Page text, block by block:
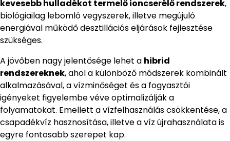
kevesebb hulladékot termelő ioncserélő rendszerek,
biológiailag lebomló vegyszerek, illetve megújuló
energiával működő desztillációs eljárások fejlesztése
szükséges.
A jövőben nagy jelentősége lehet a hibrid
rendszereknek, ahol a különböző módszerek kombinált
alkalmazásával, a vízminőséget és a fogyasztói
igényeket figyelembe véve optimalizálják a
folyamatokat. Emellett a vízfelhasználás csökkentése, a
csapadékvíz hasznosítása, illetve a víz újrahasználata is
egyre fontosabb szerepet kap.